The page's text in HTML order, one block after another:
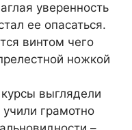
уверенность
ее опасаться.
винтом чего
ножкой
выглядели
грамотно